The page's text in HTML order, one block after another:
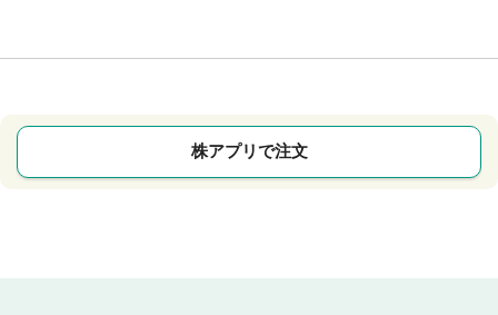
株アプリで注文